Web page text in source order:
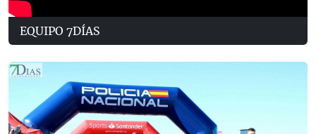
EQUIPO 7DÍAS